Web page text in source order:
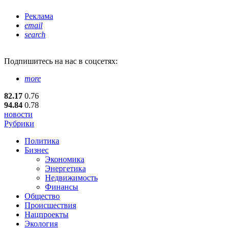
Реклама
email
search
Подпишитесь на нас в соцсетях:
more
82.17 0.76
94.84 0.78
новости
Рубрики
Политика
Бизнес
Экономика
Энергетика
Недвижимость
Финансы
Общество
Происшествия
Нацпроекты
Экология